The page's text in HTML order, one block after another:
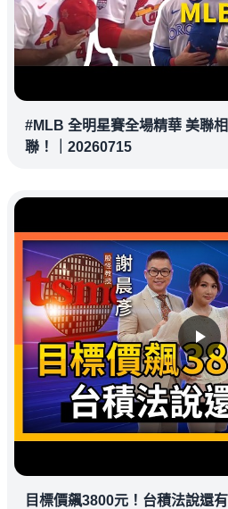
#MLB 全明星賽全場精華 美聯
聯！｜20260715
目標價飆3800元！台積法說還